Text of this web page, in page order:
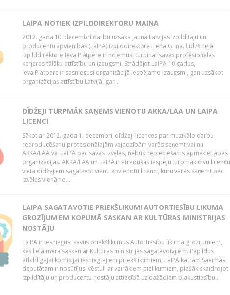
LAIPA NOTIEK IZPILDDIREKTORU MAIŅA
2012. gada 10. decembrī darbu uzsāka jaunā Latvijas Izpildītāju un
producentu apvienības (LaIPA) izpilddirektore Liena Grīna. Līdzšinējā
izpilddirektore Ieva Platpere ir nolēmusi turpināt savas profesionālās
karjeras tālāku attīstību un izaugsmi. Strādājot LaIPA 10 gadus,
Ieva Platpere ir sasniegusi organizācijā iespējamo izaugsmi, gan uzsākot
organizācijas attīstību Latvijā, gan...
DĪDŽEJI TURPMĀK SAŅEMS VIENOTU AKKA/LAA UN LAIPA
LICENCI
Sākot ar 2012. gada 1. decembri, dīdžeji licences par muzikālo darbu
reproducēšanu profesionālajām vajadzībām varēs saņemt vai nu
AKKA/LAA vai LaIPA pēc savas izvēles, nebūs nepieciešams apmeklēt abas
organizācijas. AKKA/LAA un LaIPA ir atradušas iespēju turpmāk divu licenču
vietā dīdžejiem sagatavot vienu apvienotu licenci, kuru varēs saņemt pēc
izvēles vienā no...
LAIPA SAGATAVOTIE PRIEKŠLIKUMI AUTORTIESĪBU LIKUMA
GROZĪJUMIEM KOPUMĀ SASKAN AR KULTŪRAS MINISTRIJAS
NOSTĀJU
LaIPA ir iesniegusi savus priekšlikumus Autortiesību likuma grozījumiem,
kas lielā mērā saskan ar Kultūras ministrijas sagatavotajiem. Papildus
atbildīgajai komisijai iesniegtajiem priekšlikumiem, LaIPA katram Saeimas
deputātam ir nosūtījusi vēstuli ar vairākiem pielikumiem, plašāk skaidrojot
izpildītāju un producentu nostāju attiecībā uz dažādiem blakustiesību...